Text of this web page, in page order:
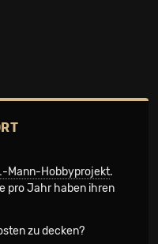
Mann-Hobbyprojekt.
pro Jahr haben ihren
zu decken?